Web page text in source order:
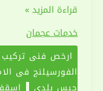
تركيب
فورسيلنج
في
عجمان
|0551030094|
قراءة المزيد »
خدمات عجمان
ارخص فني
الفورسيلنج في
جبس بلدي